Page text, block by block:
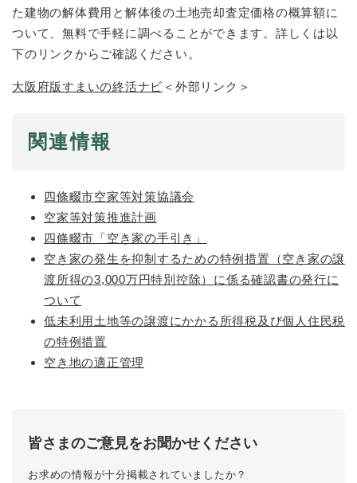
た建物の解体費用と解体後の土地売却査定価格の概算額に
ついて、無料で手軽に調べることができます。詳しくは以
下のリンクからご確認ください。
大阪府版すまいの終活ナビ ＜外部リンク＞
関連情報
四條畷市空家等対策協議会
空家等対策推進計画
四條畷市「空き家の手引き」
空き家の発生を抑制するための特例措置（空き家の譲
渡所得の3,000万円特別控除）に係る確認書の発行に
ついて
低未利用土地等の譲渡にかかる所得税及び個人住民税
の特例措置
空き地の適正管理
皆さまのご意見をお聞かせください
お求めの情報が十分掲載されていましたか？